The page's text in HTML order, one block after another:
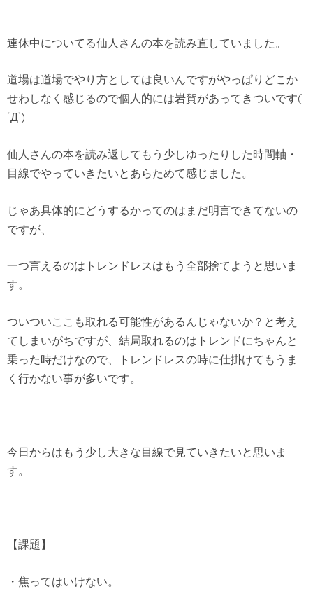
連休中についてる仙人さんの本を読み直していました。
道場は道場でやり方としては良いんですがやっぱりどこか
せわしなく感じるので個人的には岩賀があってきついです(
´Д`)
仙人さんの本を読み返してもう少しゆったりした時間軸・
目線でやっていきたいとあらためて感じました。
じゃあ具体的にどうするかってのはまだ明言できてないの
ですが、
一つ言えるのはトレンドレスはもう全部捨てようと思いま
す。
ついついここも取れる可能性があるんじゃないか？と考え
てしまいがちですが、結局取れるのはトレンドにちゃんと
乗った時だけなので、トレンドレスの時に仕掛けてもうま
く行かない事が多いです。
今日からはもう少し大きな目線で見ていきたいと思いま
す。
【課題】
・焦ってはいけない。